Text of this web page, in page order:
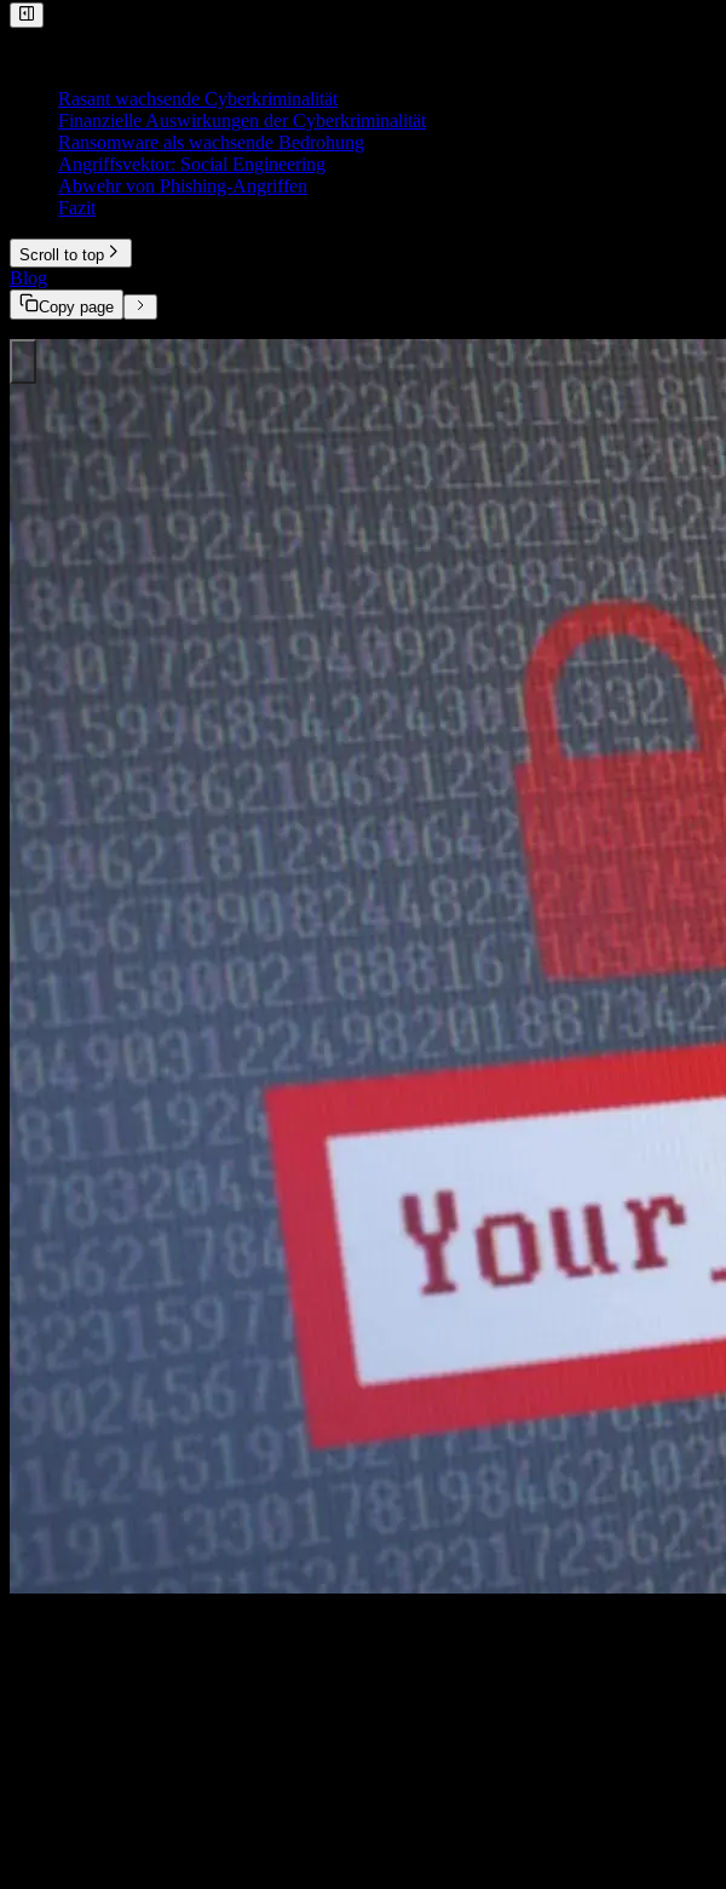
Rasant wachsende Cyberkriminalität
Finanzielle Auswirkungen der Cyberkriminalität
Ransomware als wachsende Bedrohung
Angriffsvektor: Social Engineering
Abwehr von Phishing-Angriffen
Fazit
Scroll to top
Blog
Copy page